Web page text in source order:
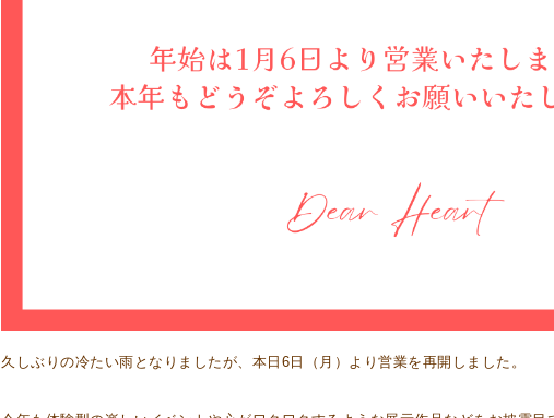
久しぶりの冷たい雨となりましたが、本日6日（月）より営業を再開しました。